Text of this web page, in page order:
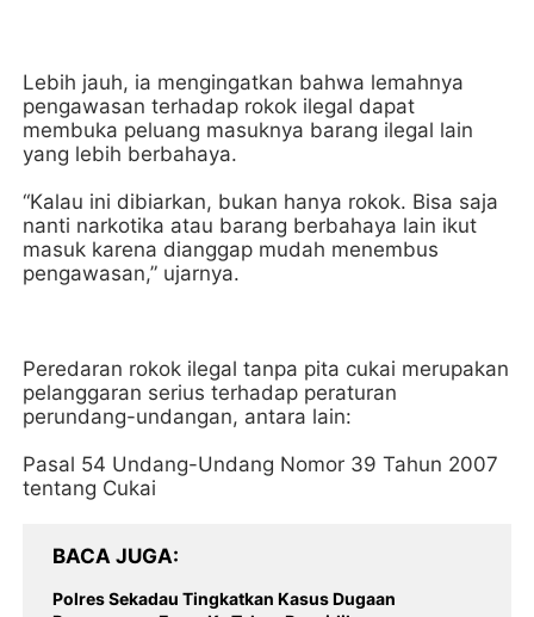
Lebih jauh, ia mengingatkan bahwa lemahnya
pengawasan terhadap rokok ilegal dapat
membuka peluang masuknya barang ilegal lain
yang lebih berbahaya.
“Kalau ini dibiarkan, bukan hanya rokok. Bisa saja
nanti narkotika atau barang berbahaya lain ikut
masuk karena dianggap mudah menembus
pengawasan,” ujarnya.
Peredaran rokok ilegal tanpa pita cukai merupakan
pelanggaran serius terhadap peraturan
perundang-undangan, antara lain:
Pasal 54 Undang-Undang Nomor 39 Tahun 2007
tentang Cukai
BACA JUGA
Polres Sekadau Tingkatkan Kasus Dugaan